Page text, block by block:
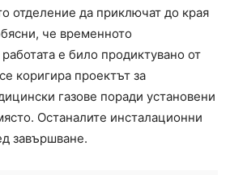
отделение да приключат до края
че временното
е било продиктувано от
коригира проектът за
газове поради установени
Останалите инсталационни
завършване.